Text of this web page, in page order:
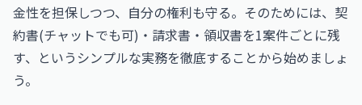
金性を担保しつつ、自分の権利も守る。そのためには、契
約書(チャットでも可)・請求書・領収書を1案件ごとに残
す、というシンプルな実務を徹底することから始めましょ
う。